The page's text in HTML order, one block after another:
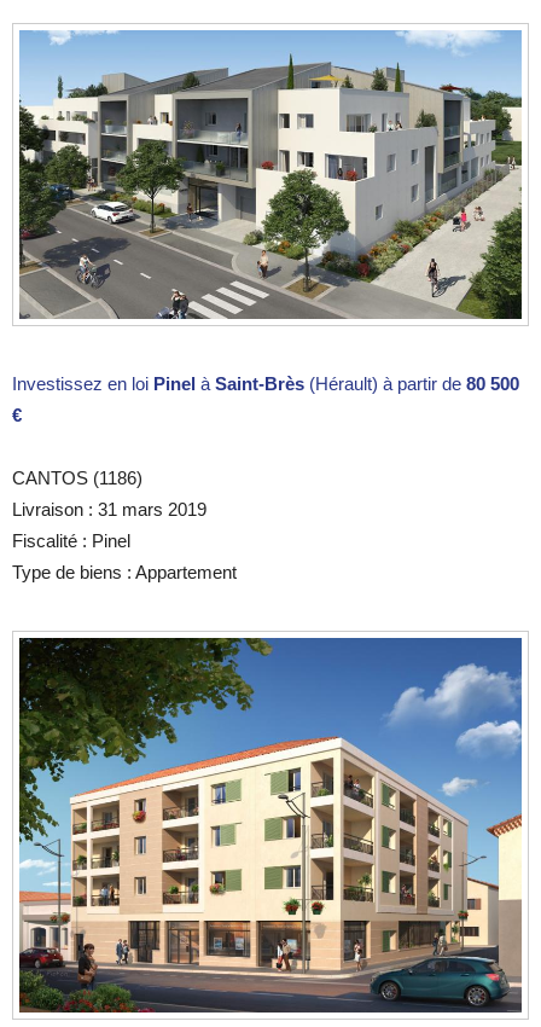
Investissez en loi Pinel àSaint-Brès (Hérault) à partir de 80 500
€
CANTOS (1186)
Livraison : 31 mars 2019
Fiscalité : Pinel
Type de biens : Appartement